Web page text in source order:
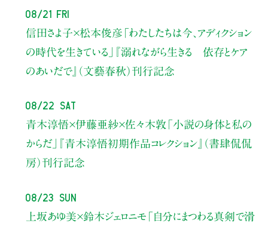
08/21 Fri
信田さよ子×松本俊彦 「わたしたちは今、アディクション
の時代を生きている」
『溺れながら生きる 依存とケア
のあいだで』（文藝春秋）刊行記念
08/22 Sat
青木淳悟×伊藤亜紗×佐々木敦 「小説の身体と私の
からだ」
『青木淳悟初期作品コレクション』（書肆侃侃
房）刊行記念
08/23 Sun
上坂あゆ美×鈴木ジェロニモ 「自分にまつわる真剣で滑